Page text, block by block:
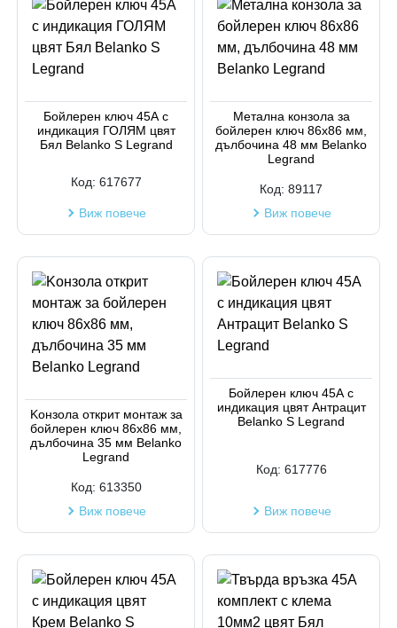
Бойлерен ключ 45А с
индикация ГОЛЯМ цвят
Бял Belanko S Legrand
Код: 617677
Виж повече
Метална конзола за
бойлерен ключ 86x86 мм,
дълбочина 48 мм Belanko
Legrand
Код: 89117
Виж повече
Kонзола открит монтаж за
бойлерен ключ 86x86 мм,
дълбочина 35 мм Belanko
Legrand
Код: 613350
Виж повече
Бойлерен ключ 45А с
индикация цвят Антрацит
Belanko S Legrand
Код: 617776
Виж повече